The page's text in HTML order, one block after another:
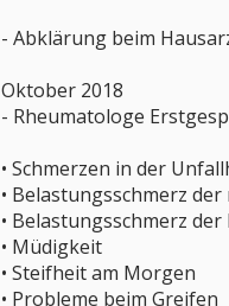
- Abklärung beim
Oktober 2018
- Rheumatologe
• Schmerzen in der
• Belastungsschmerz
• Belastungsschmerz
• Müdigkeit
• Steifheit am Morgen
• Probleme beim Greifen